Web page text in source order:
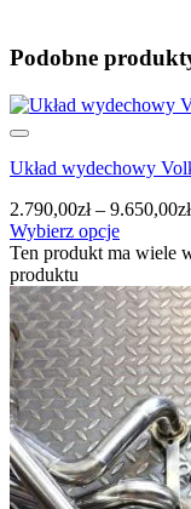
Podobne
Układ wydechowy
2.790,00zł – 9.650,00zł
Wybierz opcje
Ten produkt ma wiele
produktu